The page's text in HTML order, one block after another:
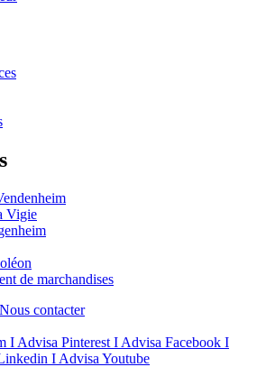
Vigie
de marchandises
Nous contacter
I Advisa Pinterest I Advisa Facebook I
I Advisa Youtube